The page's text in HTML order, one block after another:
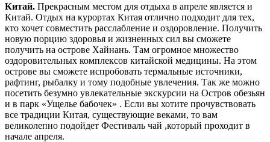
Китай. Прекрасным местом для отдыха в апреле является и
Китай. Отдых на курортах Китая отлично подходит для тех,
кто хочет совместить расслабление и оздоровление. Получить
новую порцию здоровья и жизненных сил вы сможете
получить на острове Хайнань. Там огромное множество
оздоровительных комплексов китайской медицины. На этом
острове вы сможете испробовать термальные источники,
рафтинг, рыбалку и тому подобные увлечения. Так же можно
посетить безумно увлекательные экскурсии на Остров обезьян
и в парк «Ущелье бабочек» . Если вы хотите прочувствовать
все традиции Китая, существующие веками, то вам
великолепно подойдет Фестиваль чай ,который проходит в
начале апреля.